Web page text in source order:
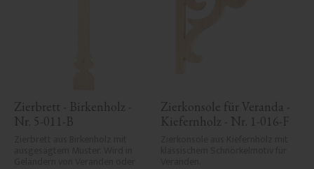
Zierbrett - Birkenholz -
Nr. 5-011-B
Zierkonsole für Veranda -
Kiefernholz - Nr. 1-016-F